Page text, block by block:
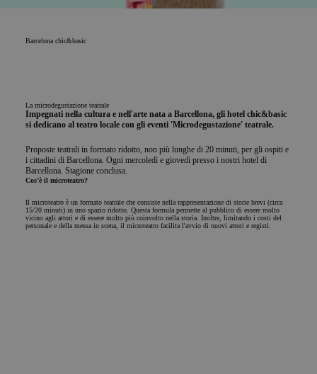
Barcelona chic&basic
La microdegustazione teatrale
Impegnati nella cultura e nell'arte nata a Barcellona, gli hotel chic&basic
si dedicano al teatro locale con gli eventi 'Microdegustazione' teatrale.
Proposte teatrali in formato ridotto, non più lunghe di 20 minuti, per gli ospiti e
i cittadini di Barcellona. Ogni mercoledì e giovedì presso i nostri hotel di
Barcellona. Stagione conclusa.
Cos’è il microteatro?
Il microteatro è un formato teatrale che consiste nella rappresentazione di storie brevi (circa
15/20 minuti) in uno spazio ridotto. Questa formula permette al pubblico di essere molto
vicino agli attori e di essere molto più coinvolto nella storia. Inoltre, limitando i costi del
personale e della messa in scena, il microteatro facilita l'avvio di nuovi attori e registi.